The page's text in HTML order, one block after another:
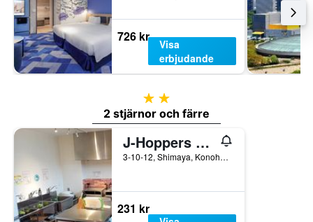
726 kr
Visa
erbjudande
2 stjärnor
2 stjärnor och färre
J-Hoppers Osaka Universal
3-10-12, Shimaya, Konohana-ku, Osaka, Japan
231 kr